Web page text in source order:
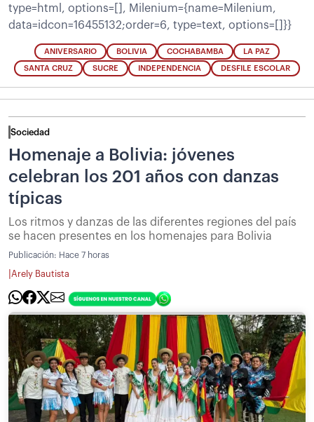
type=html, options=[], Milenium={name=Milenium,
data=idcon=16455132;order=6, type=text, options=[]}}
ANIVERSARIO BOLIVIA COCHABAMBA LA PAZ
SANTA CRUZ SUCRE INDEPENDENCIA DESFILE ESCOLAR
Sociedad
Homenaje a Bolivia: jóvenes
celebran los 201 años con danzas
típicas
Los ritmos y danzas de las diferentes regiones del país
se hacen presentes en los homenajes para Bolivia
Publicación: Hace 7 horas
Arely Bautista